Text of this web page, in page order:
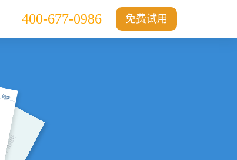
免费试用
400-677-0986